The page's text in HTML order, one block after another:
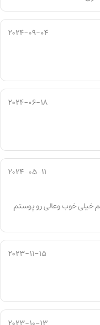
2024-09-04
2024-06-18
2024-05-11
خیلی خوب وعالی رو پوستم
2023-11-15